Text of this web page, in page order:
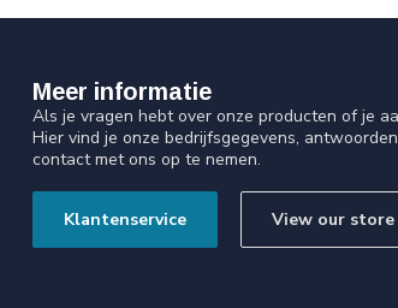
Meer informatie
Als je vragen hebt over onze producten of je
Hier vind je onze bedrijfsgegevens,
contact met ons op te nemen.
Klantenservice View our store